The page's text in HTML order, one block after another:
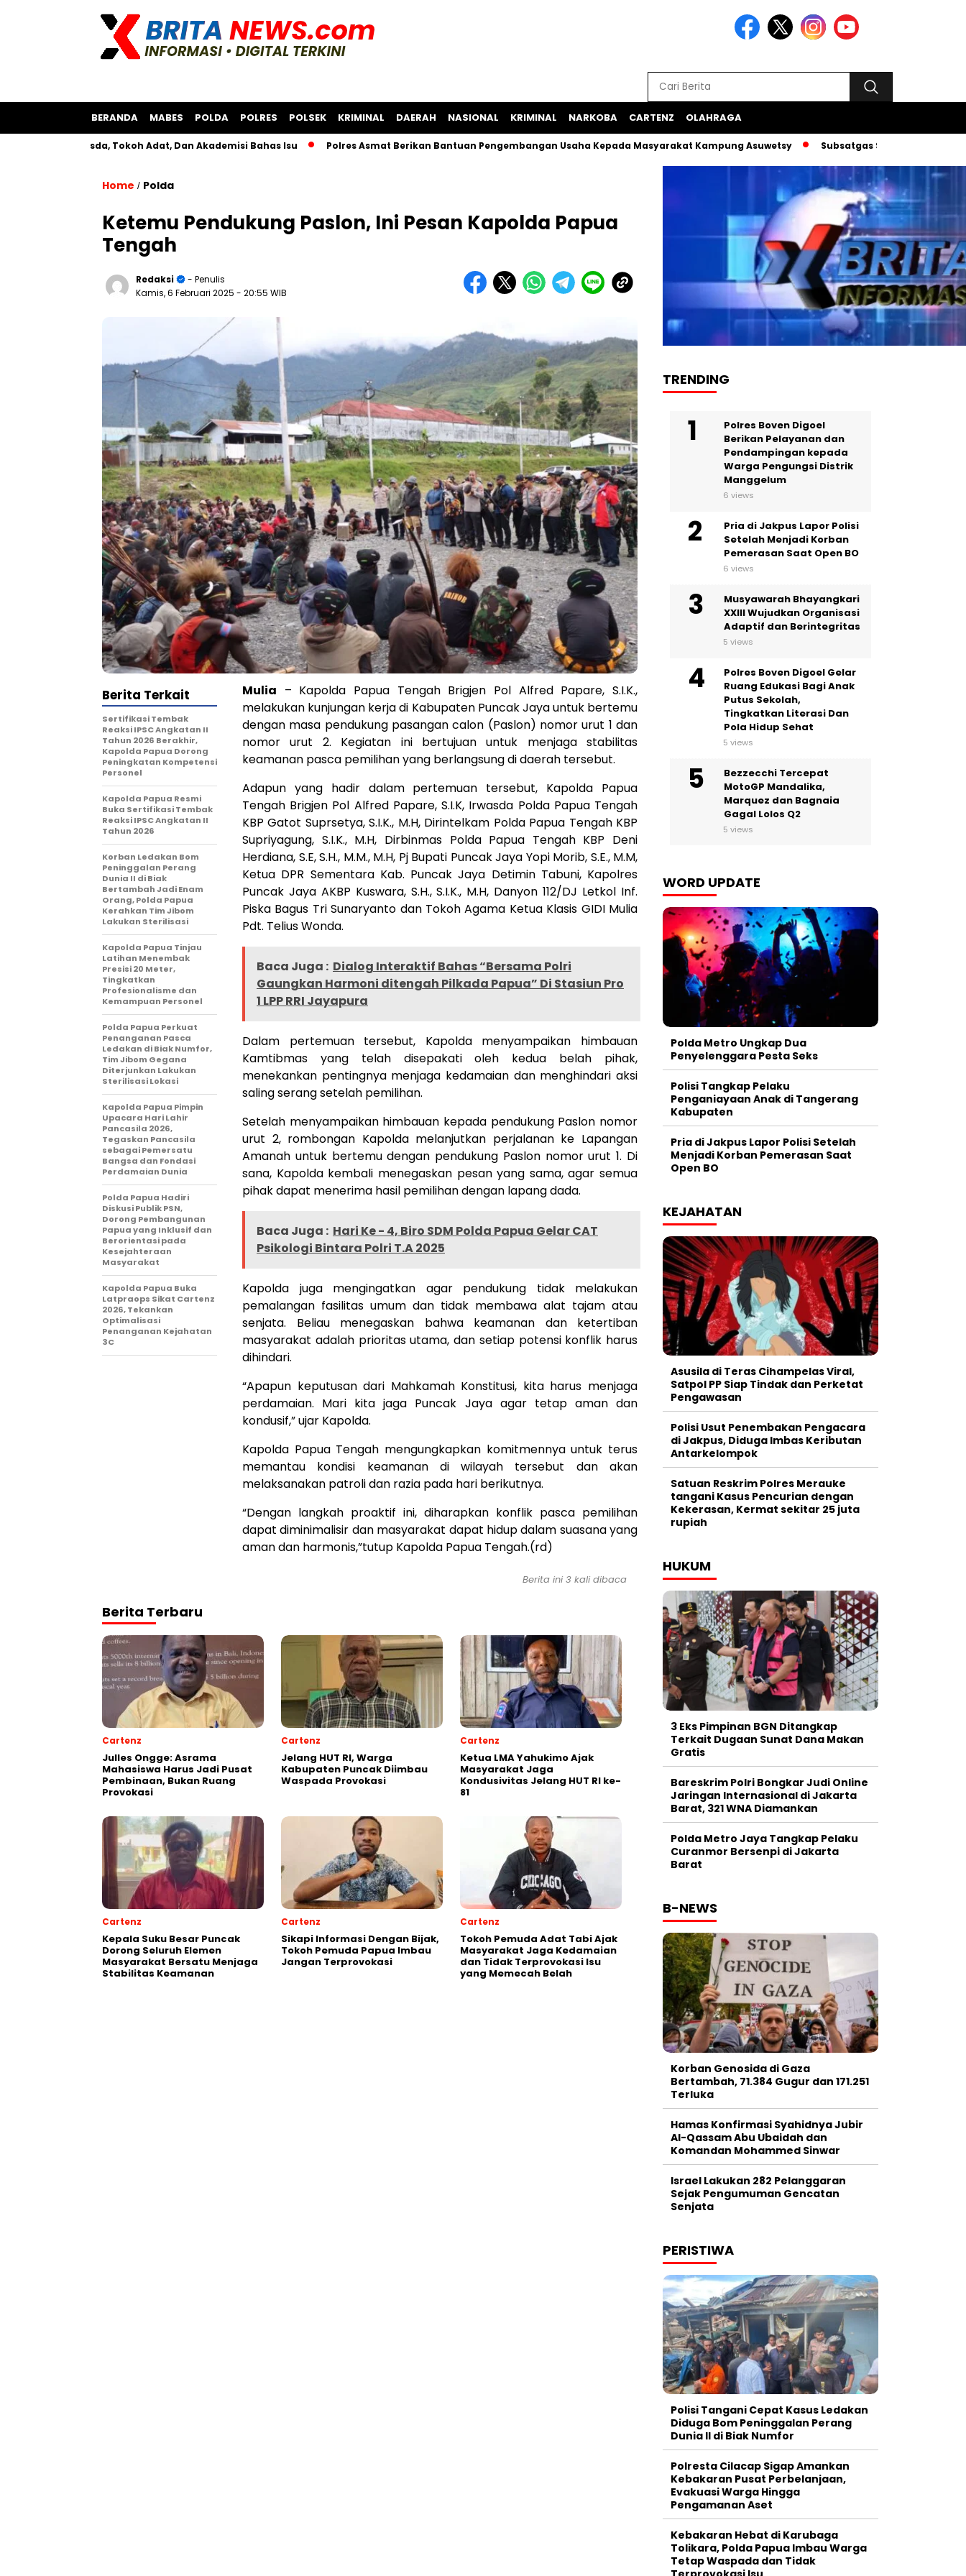
BERANDA MABES POLDA POLRES POLSEK KRIMINAL DAERAH NASIONAL KRIMINAL NARKOBA CARTENZ OLAHRAGA
Bksda, Tokoh Adat, Dan Akademisi Bahas Isu Polres Asmat Berikan Bantuan Pengembangan Usaha Kepada Masyarakat Kampung Asuwetsy Subsatgas Si-Ipar Terus Konsisten
Home / Polda
Ketemu Pendukung Paslon, Ini Pesan Kapolda Papua
Tengah
Redaksi
- Penulis
Kamis, 6 Februari 2025 - 20:55 WIB
Mulia – Kapolda Papua Tengah Brigjen Pol Alfred Papare, S.I.K.,
melakukan kunjungan kerja di Kabupaten Puncak Jaya untuk bertemu
dengan masa pendukung pasangan calon (Paslon) nomor urut 1 dan
nomor urut 2. Kegiatan ini bertujuan untuk menjaga stabilitas
keamanan pasca pemilihan yang berlangsung di daerah tersebut.
Adapun yang hadir dalam pertemuan tersebut, Kapolda Papua
Tengah Brigjen Pol Alfred Papare, S.I.K, Irwasda Polda Papua Tengah
KBP Gatot Suprsetya, S.I.K., M.H, Dirintelkam Polda Papua Tengah KBP
Supriyagung, S.I.K., M.H, Dirbinmas Polda Papua Tengah KBP Deni
Herdiana, S.E, S.H., M.M., M.H, Pj Bupati Puncak Jaya Yopi Morib, S.E., M.M,
Ketua DPR Sementara Kab. Puncak Jaya Detimin Tabuni, Kapolres
Puncak Jaya AKBP Kuswara, S.H., S.I.K., M.H, Danyon 112/DJ Letkol Inf.
Piska Bagus Tri Sunaryanto dan Tokoh Agama Ketua Klasis GIDI Mulia
Pdt. Telius Wonda.
Baca Juga : Dialog Interaktif Bahas “Bersama Polri
Gaungkan Harmoni ditengah Pilkada Papua” Di Stasiun Pro
1 LPP RRI Jayapura
Dalam pertemuan tersebut, Kapolda menyampaikan himbauan
Kamtibmas yang telah disepakati oleh kedua belah pihak,
menekankan pentingnya menjaga kedamaian dan menghindari aksi
saling serang setelah pemilihan.
Setelah menyampaikan himbauan kepada pendukung Paslon nomor
urut 2, rombongan Kapolda melanjutkan perjalanan ke Lapangan
Amanah untuk bertemu dengan pendukung Paslon nomor urut 1. Di
sana, Kapolda kembali menegaskan pesan yang sama, agar semua
pihak dapat menerima hasil pemilihan dengan lapang dada.
Baca Juga : Hari Ke - 4, Biro SDM Polda Papua Gelar CAT
Psikologi Bintara Polri T.A 2025
Kapolda juga mengingatkan agar pendukung tidak melakukan
pemalangan fasilitas umum dan tidak membawa alat tajam atau
senjata. Beliau menegaskan bahwa keamanan dan ketertiban
masyarakat adalah prioritas utama, dan setiap potensi konflik harus
dihindari.
“Apapun keputusan dari Mahkamah Konstitusi, kita harus menjaga
perdamaian. Mari kita jaga Puncak Jaya agar tetap aman dan
kondusif,” ujar Kapolda.
Kapolda Papua Tengah mengungkapkan komitmennya untuk terus
memantau kondisi keamanan di wilayah tersebut dan akan
melaksanakan patroli dan razia pada hari berikutnya.
“Dengan langkah proaktif ini, diharapkan konflik pasca pemilihan
dapat diminimalisir dan masyarakat dapat hidup dalam suasana yang
aman dan harmonis,”tutup Kapolda Papua Tengah.(rd)
Berita Terkait
Sertifikasi Tembak
Reaksi IPSC Angkatan II
Tahun 2026 Berakhir,
Kapolda Papua Dorong
Peningkatan Kompetensi
Personel
Kapolda Papua Resmi
Buka Sertifikasi Tembak
Reaksi IPSC Angkatan II
Tahun 2026
Korban Ledakan Bom
Peninggalan Perang
Dunia II di Biak
Bertambah Jadi Enam
Orang, Polda Papua
Kerahkan Tim Jibom
Lakukan Sterilisasi
Kapolda Papua Tinjau
Latihan Menembak
Presisi 20 Meter,
Tingkatkan
Profesionalisme dan
Kemampuan Personel
Polda Papua Perkuat
Penanganan Pasca
Ledakan di Biak Numfor,
Tim Jibom Gegana
Diterjunkan Lakukan
Sterilisasi Lokasi
Kapolda Papua Pimpin
Upacara Hari Lahir
Pancasila 2026,
Tegaskan Pancasila
sebagai Pemersatu
Bangsa dan Fondasi
Perdamaian Dunia
Polda Papua Hadiri
Diskusi Publik PSN,
Dorong Pembangunan
Papua yang Inklusif dan
Berorientasi pada
Kesejahteraan
Masyarakat
Kapolda Papua Buka
Latpraops Sikat Cartenz
2026, Tekankan
Optimalisasi
Penanganan Kejahatan
3C
Berita ini 3 kali dibaca
Berita Terbaru
Cartenz
Julles Ongge: Asrama
Mahasiswa Harus Jadi Pusat
Pembinaan, Bukan Ruang
Provokasi
Cartenz
Jelang HUT RI, Warga
Kabupaten Puncak Diimbau
Waspada Provokasi
Cartenz
Ketua LMA Yahukimo Ajak
Masyarakat Jaga
Kondusivitas Jelang HUT RI ke-
81
Cartenz
Kepala Suku Besar Puncak
Dorong Seluruh Elemen
Masyarakat Bersatu Menjaga
Stabilitas Keamanan
Cartenz
Sikapi Informasi Dengan Bijak,
Tokoh Pemuda Papua Imbau
Jangan Terprovokasi
Cartenz
Tokoh Pemuda Adat Tabi Ajak
Masyarakat Jaga Kedamaian
dan Tidak Terprovokasi Isu
yang Memecah Belah
TRENDING
Polres Boven Digoel
Berikan Pelayanan dan
Pendampingan kepada
Warga Pengungsi Distrik
Manggelum
6 views
Pria di Jakpus Lapor Polisi
Setelah Menjadi Korban
Pemerasan Saat Open BO
6 views
Musyawarah Bhayangkari
XXIII Wujudkan Organisasi
Adaptif dan Berintegritas
5 views
Polres Boven Digoel Gelar
Ruang Edukasi Bagi Anak
Putus Sekolah,
Tingkatkan Literasi Dan
Pola Hidup Sehat
5 views
Bezzecchi Tercepat
MotoGP Mandalika,
Marquez dan Bagnaia
Gagal Lolos Q2
5 views
WORD UPDATE
Polda Metro Ungkap Dua
Penyelenggara Pesta Seks
Polisi Tangkap Pelaku
Penganiayaan Anak di Tangerang
Kabupaten
Pria di Jakpus Lapor Polisi Setelah
Menjadi Korban Pemerasan Saat
Open BO
KEJAHATAN
Asusila di Teras Cihampelas Viral,
Satpol PP Siap Tindak dan Perketat
Pengawasan
Polisi Usut Penembakan Pengacara
di Jakpus, Diduga Imbas Keributan
Antarkelompok
Satuan Reskrim Polres Merauke
tangani Kasus Pencurian dengan
Kekerasan, Kermat sekitar 25 juta
rupiah
HUKUM
3 Eks Pimpinan BGN Ditangkap
Terkait Dugaan Sunat Dana Makan
Gratis
Bareskrim Polri Bongkar Judi Online
Jaringan Internasional di Jakarta
Barat, 321 WNA Diamankan
Polda Metro Jaya Tangkap Pelaku
Curanmor Bersenpi di Jakarta
Barat
B-NEWS
Korban Genosida di Gaza
Bertambah, 71.384 Gugur dan 171.251
Terluka
Hamas Konfirmasi Syahidnya Jubir
Al-Qassam Abu Ubaidah dan
Komandan Mohammed Sinwar
Israel Lakukan 282 Pelanggaran
Sejak Pengumuman Gencatan
Senjata
PERISTIWA
Polisi Tangani Cepat Kasus Ledakan
Diduga Bom Peninggalan Perang
Dunia II di Biak Numfor
Polresta Cilacap Sigap Amankan
Kebakaran Pusat Perbelanjaan,
Evakuasi Warga Hingga
Pengamanan Aset
Kebakaran Hebat di Karubaga
Tolikara, Polda Papua Imbau Warga
Tetap Waspada dan Tidak